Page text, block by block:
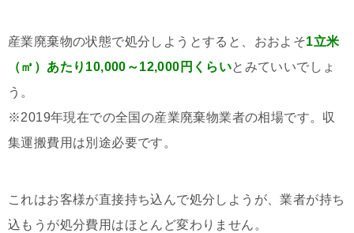
産業廃棄物の状態で処分しようとすると、おおよそ1立米
（㎥）あたり10,000～12,000円くらいとみていいでしょ
う。
※2019年現在での全国の産業廃棄物業者の相場です。収
集運搬費用は別途必要です。
これはお客様が直接持ち込んで処分しようが、業者が持ち
込もうが処分費用はほとんど変わりません。